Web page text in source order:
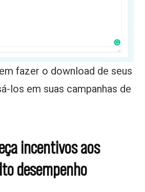
fazer o download de seus
los em suas campanhas de
incentivos aos
desempenho